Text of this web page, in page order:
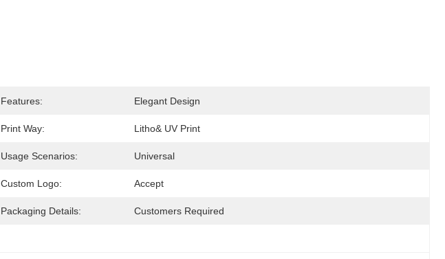
Features: Elegant Design
Print Way: Litho& UV Print
Usage Scenarios: Universal
Custom Logo: Accept
Packaging Details: Customers Required